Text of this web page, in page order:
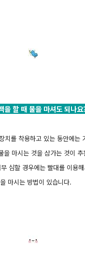
을 할 때 물을 마셔도 되나
치를 착용하고 있는 동안에는
을 마시는 것을 삼가는 것이 추
심할 경우에는 빨대를 이용
마시는 방법이 있습니다.